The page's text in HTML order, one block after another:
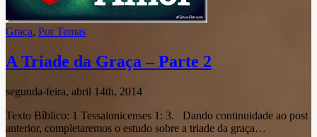
Graça, Por Temas
A Triade da Graça – Parte 2
segunda-feira, abril 14th, 2014
Texto Bíblico: 1 Tessalonicenses 1: 3. Dando continuidade ao post
anterior, completaremos o estudo sobre a triade da graça…